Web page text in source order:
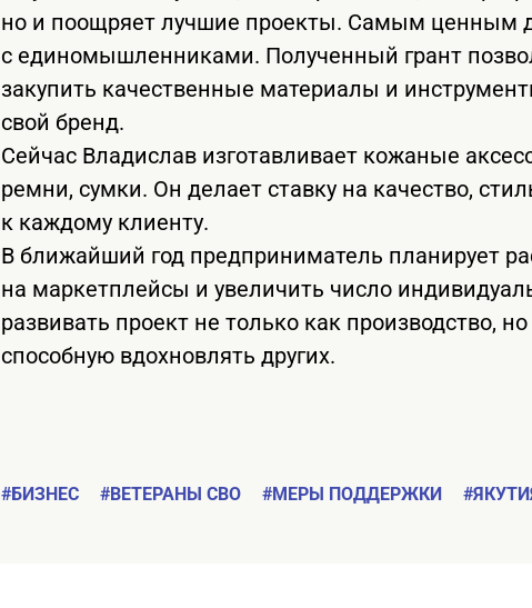
но и поощряет лучшие проекты. Самым ценным
с единомышленниками. Полученный грант
закупить качественные материалы и
свой бренд.
Сейчас Владислав изготавливает кожаные
ремни, сумки. Он делает ставку на качество,
к каждому клиенту.
В ближайший год предприниматель планирует
на маркетплейсы и увеличить число
развивать проект не только как производство,
способную вдохновлять других.
#БИЗНЕС #ВЕТЕРАНЫ СВО #МЕРЫ ПОДДЕРЖКИ